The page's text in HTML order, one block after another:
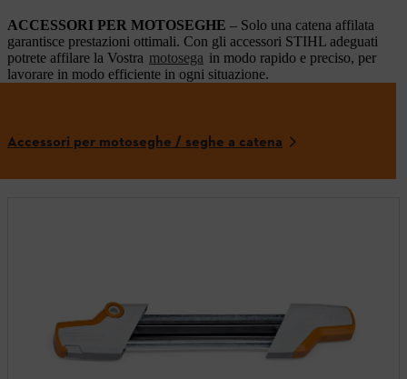
ACCESSORI PER MOTOSEGHE – Solo una catena affilata
garantisce prestazioni ottimali. Con gli accessori STIHL adeguati
potrete affilare la Vostra motosega in modo rapido e preciso, per
lavorare in modo efficiente in ogni situazione.
Accessori per motoseghe / seghe a catena